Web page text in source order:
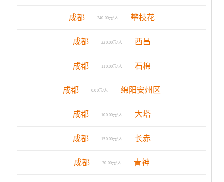
成都 240.00元/人 攀枝花
成都 220.00元/人 西昌
成都 110.00元/人 石棉
成都 0.00元/人 绵阳安州区
成都 100.00元/人 大塔
成都 150.00元/人 长赤
成都 70.00元/人 青神